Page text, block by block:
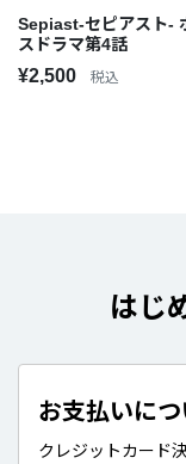
Sepiast-セピアスト-
スドラマ第4話
¥2,500 税込
はじ
お支払いにつ
クレジットカード